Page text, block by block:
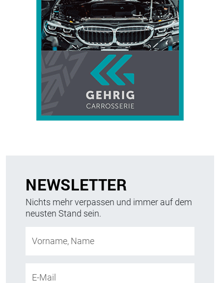
NEWSLETTER
Nichts mehr verpassen und immer auf dem
neusten Stand sein.
Vorname, Name
E-Mail